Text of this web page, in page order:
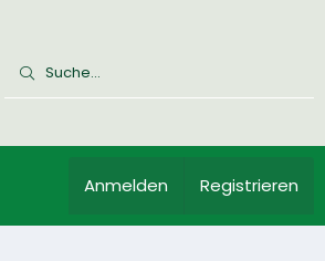
Anmelden Registrieren